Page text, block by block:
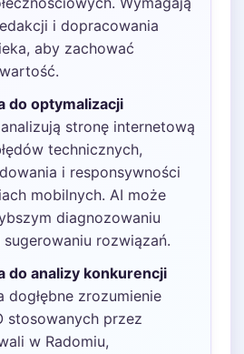
i dopracowania
aby zachować
do optymalizacji
analizują stronę internetową
technicznych,
i responsywności
mobilnych. AI może
diagnozowaniu
rozwiązań.
do analizy konkurencji
dogłębne zrozumienie
stosowanych przez
w Radomiu,